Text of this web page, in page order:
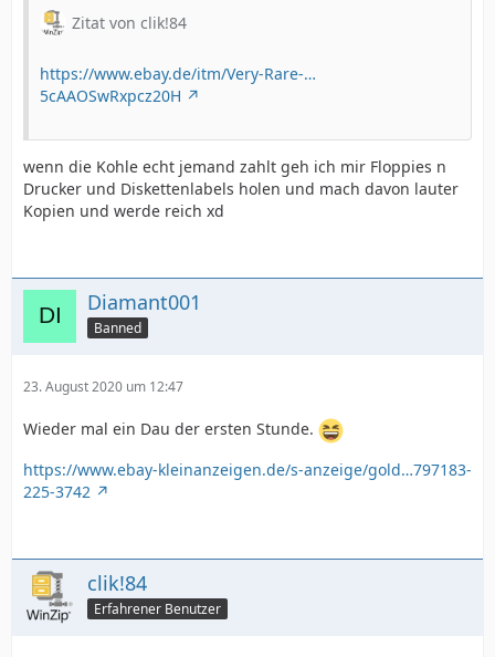
Zitat von clik!84
https://www.ebay.de/itm/Very-Rare-…
5cAAOSwRxpcz20H
wenn die Kohle echt jemand zahlt geh ich mir Floppies n
Drucker und Diskettenlabels holen und mach davon lauter
Kopien und werde reich xd
Diamant001
Banned
23. August 2020 um 12:47
Wieder mal ein Dau der ersten Stunde.
https://www.ebay-kleinanzeigen.de/s-anzeige/gold…797183-
225-3742
clik!84
Erfahrener Benutzer